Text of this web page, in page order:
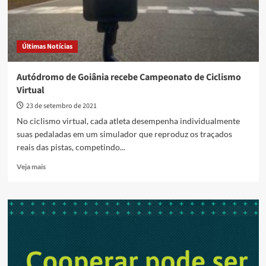
Últimas Notícias
Autódromo de Goiânia recebe Campeonato de Ciclismo
Virtual
23 de setembro de 2021
No ciclismo virtual, cada atleta desempenha individualmente
suas pedaladas em um simulador que reproduz os traçados
reais das pistas, competindo...
Veja maisRead
Autódromo
de